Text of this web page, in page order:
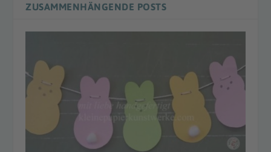
ZUSAMMENHÄNGENDE POSTS